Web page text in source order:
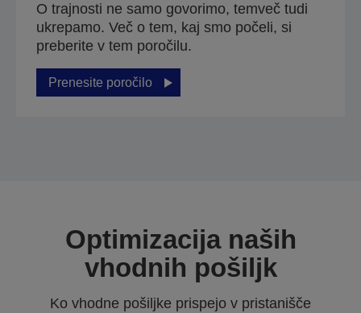
O trajnosti ne samo govorimo, temveč tudi
ukrepamo. Več o tem, kaj smo počeli, si
preberite v tem poročilu.
Prenesite poročilo
Optimizacija naših
vhodnih pošiljk
Ko vhodne pošiljke prispejo v pristanišče